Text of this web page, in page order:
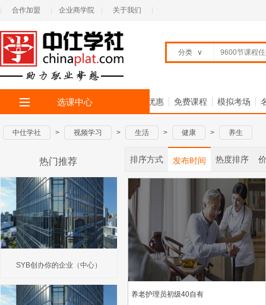
合作加盟 企业商学院 关于我们
分类 ∨
选课中心
首 页 全部专题 限时优惠 免费课程 模拟考场
中仕学社 > 视频学习 > 生活 > 健康 > 养生
热门推荐
SYB创办你的企业（中心）
排序方式 发布时间 热度排序
养老护理员初级40自有